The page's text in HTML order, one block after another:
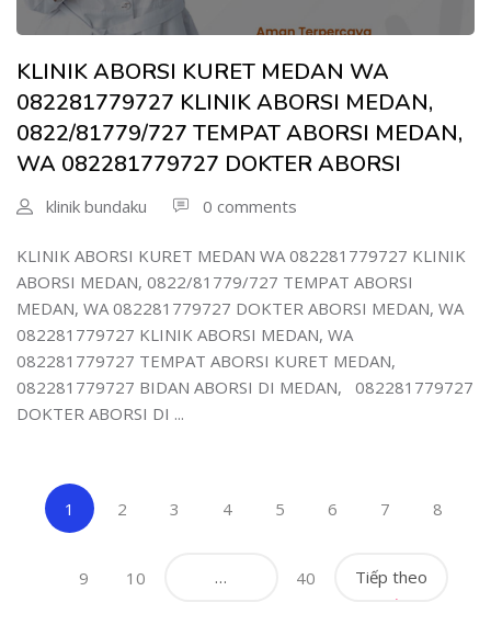
KLINIK ABORSI KURET MEDAN WA
082281779727 KLINIK ABORSI MEDAN,
0822/81779/727 TEMPAT ABORSI MEDAN,
WA 082281779727 DOKTER ABORSI
klinik bundaku 0 comments
KLINIK ABORSI KURET MEDAN WA 082281779727 KLINIK
ABORSI MEDAN, 0822/81779/727 TEMPAT ABORSI
MEDAN, WA 082281779727 DOKTER ABORSI MEDAN, WA
082281779727 KLINIK ABORSI MEDAN, WA
082281779727 TEMPAT ABORSI KURET MEDAN,
082281779727 BIDAN ABORSI DI MEDAN, 082281779727
DOKTER ABORSI DI ...
1 (current)
2 3 4 5 6 7 8
9 10 … 40 Tiếp theo